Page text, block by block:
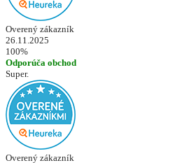
Overený zákazník
26.11.2025
100%
Odporúča obchod
Super.
Overený zákazník